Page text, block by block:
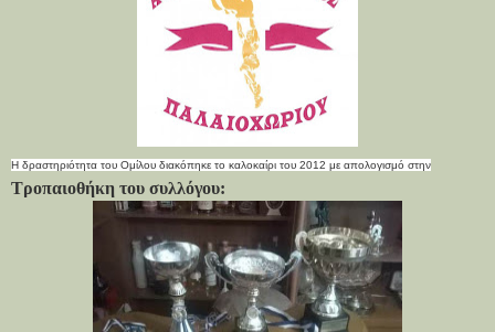
Η δραστηριότητα του Ομίλου διακόπηκε το καλοκαίρι του 2012 με απολογισμό στην
Τροπαιοθήκη του συλλόγου: